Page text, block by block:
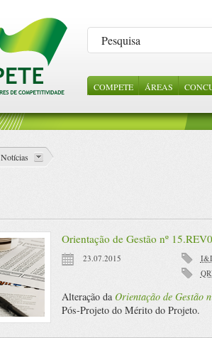
COMPETE
ÁREAS
EMPRESAS
PROJECTOS
Notícias
Orientação de Gestão nº
23.07.2015
Alteração da Orientação de Gestão
Pós-Projeto do Mérito do Projeto.